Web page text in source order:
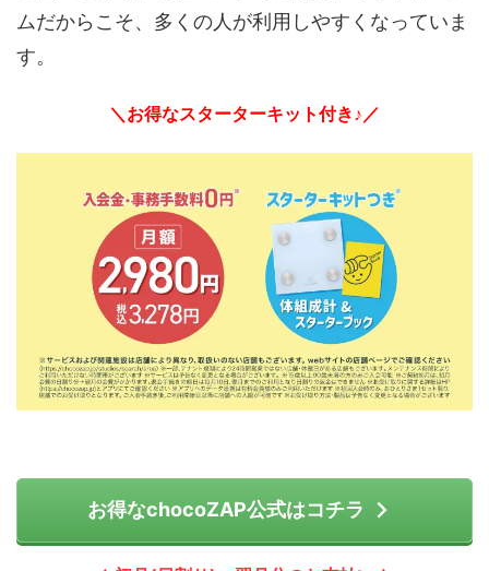
ムだからこそ、多くの人が利用しやすくなっていま
す。
＼お得なスターターキット付き♪／
お得なchocoZAP公式はコチラ